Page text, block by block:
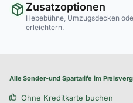
Zusatzoptionen
Hebebühne, Umzugsdecken
erleichtern.
Alle Sonder-und Spartarife im
Ohne Kreditkarte buchen